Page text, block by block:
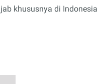
khususnya di Indonesia